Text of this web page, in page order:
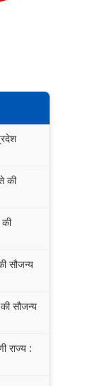
की
की
सौजन्य
सौजन्य
राज्य :